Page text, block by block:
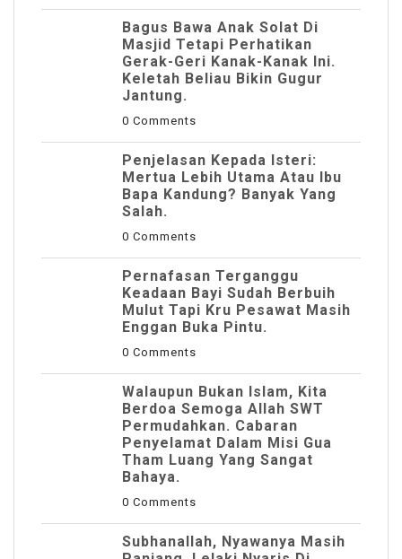
Bagus Bawa Anak Solat Di
Masjid Tetapi Perhatikan
Gerak-Geri Kanak-Kanak Ini.
Keletah Beliau Bikin Gugur
Jantung.
0 Comments
Penjelasan Kepada Isteri:
Mertua Lebih Utama Atau Ibu
Bapa Kandung? Banyak Yang
Salah.
0 Comments
Pernafasan Terganggu
Keadaan Bayi Sudah Berbuih
Mulut Tapi Kru Pesawat Masih
Enggan Buka Pintu.
0 Comments
Walaupun Bukan Islam, Kita
Berdoa Semoga Allah SWT
Permudahkan. Cabaran
Penyelamat Dalam Misi Gua
Tham Luang Yang Sangat
Bahaya.
0 Comments
Subhanallah, Nyawanya Masih